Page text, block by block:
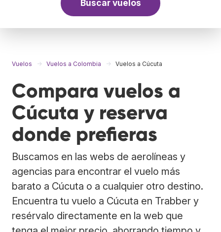
Buscar vuelos
Vuelos Vuelos a Colombia Vuelos a Cúcuta
Compara vuelos a
Cúcuta y reserva
donde prefieras
Buscamos en las webs de aerolíneas y
agencias para encontrar el vuelo más
barato a Cúcuta o a cualquier otro destino.
Encuentra tu vuelo a Cúcuta en Trabber y
resérvalo directamente en la web que